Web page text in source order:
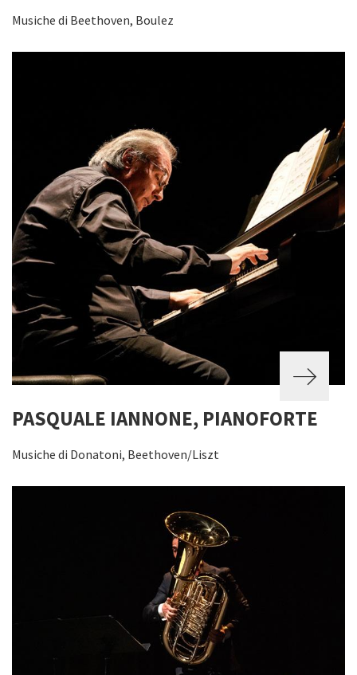
Musiche di Beethoven, Boulez
PASQUALE IANNONE, PIANOFORTE
Musiche di Donatoni, Beethoven/Liszt